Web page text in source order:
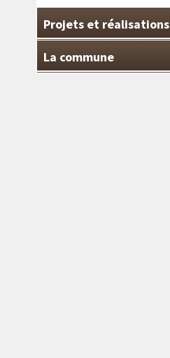
Projets et réalisations
La commune